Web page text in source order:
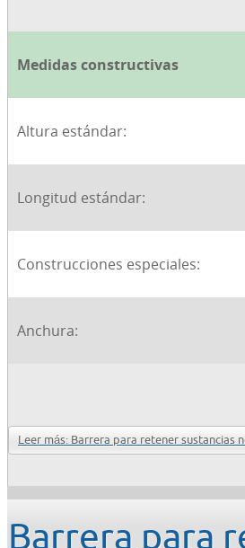
Medidas constructivas
Altura estándar:
Longitud estándar:
Construcciones especiales:
Anchura:
Leer más: Barrera para retener sustancias
Barrera para